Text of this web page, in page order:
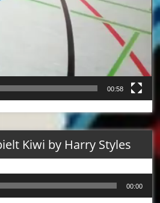
00:58
Kiwi by Harry Styles
00:00